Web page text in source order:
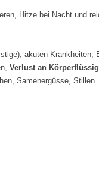
Hitze bei Nacht und
, akuten Krankheiten,
Verlust an
Samenergüsse, Stillen